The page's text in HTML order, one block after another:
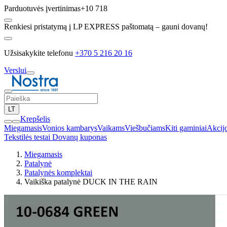
Parduotuvės įvertinimas+10 718
Renkiesi pristatymą į LP EXPRESS paštomatą – gauni dovanų!
Užsisakykite telefonu +370 5 216 20 16
Verslui
LT
Krepšelis
MiegamasisVonios kambarysVaikamsViešbučiamsKiti gaminiai
Tekstilės testai Dovanų kuponas
Miegamasis
Patalynė
Patalynės komplektai
Vaikiška patalynė DUCK IN THE RAIN